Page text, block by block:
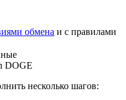
обмена и с правилами
DOGE
несколько шагов: